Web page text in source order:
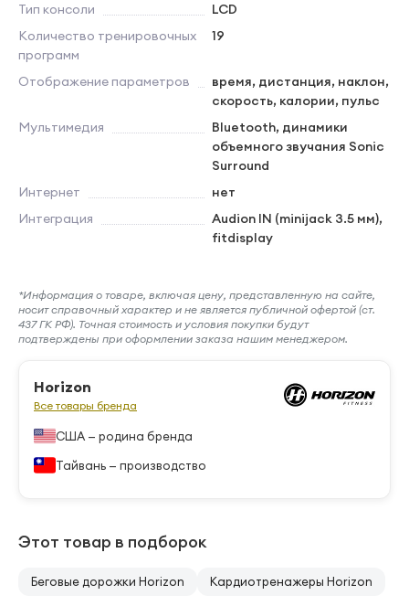
Тип консоли
LCD
Количество тренировочных
программ
19
Отображение параметров
время, дистанция, наклон,
скорость, калории, пульс
Мультимедия
Bluetooth, динамики
объемного звучания Sonic
Surround
Интернет
нет
Интеграция
Audion IN (minijack 3.5 мм),
fitdisplay
*Информация о товаре, включая цену, представленную на сайте,
носит справочный характер и не является публичной офертой (ст.
437 ГК РФ). Точная стоимость и условия покупки будут
подтверждены при оформлении заказа нашим менеджером.
Horizon
Все товары бренда
США — родина бренда
Тайвань — производство
Этот товар в подборок
Беговые дорожки Horizon Кардиотренажеры Horizon